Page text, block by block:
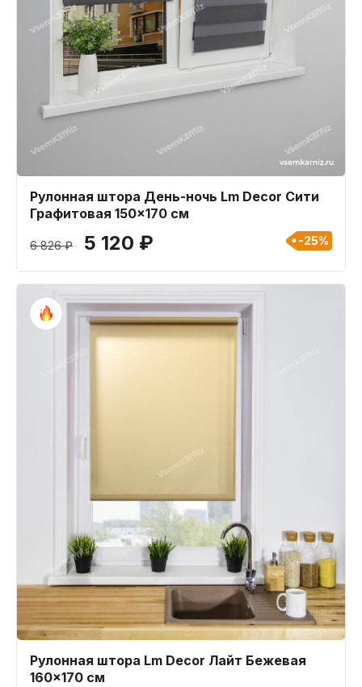
Рулонная штора День-ночь Lm Decor Сити
Графитовая 150x170 см
6 826 ₽ 5 120 ₽ -25%
Рулонная штора Lm Decor Лайт Бежевая
160x170 см